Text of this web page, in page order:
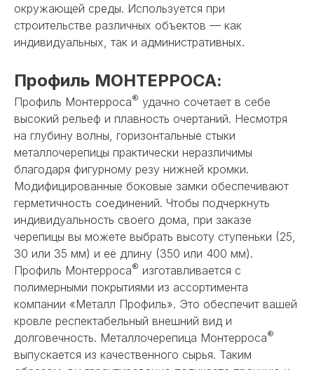
окружающей среды. Используется при
строительстве различных объектов — как
индивидуальных, так и административных.
Профиль МОНТЕРРОСА:
Профиль Монтерроса® удачно сочетает в себе
высокий рельеф и плавность очертаний. Несмотря
на глубину волны, горизонтальные стыки
металлочерепицы практически неразличимы
благодаря фигурному резу нижней кромки.
Модифицированные боковые замки обеспечивают
герметичность соединений. Чтобы подчеркнуть
индивидуальность своего дома, при заказе
черепицы вы можете выбрать высоту ступеньки (25,
30 или 35 мм) и её длину (350 или 400 мм).
Профиль Монтерроса® изготавливается с
полимерными покрытиями из ассортимента
компании «Металл Профиль». Это обеспечит вашей
кровле респектабельный внешний вид и
долговечность. Металлочерепица Монтерроса®
выпускается из качественного сырья. Таким